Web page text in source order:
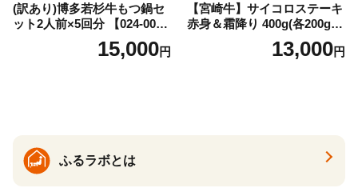
(訳あり)博多若杉牛もつ鍋セ
ット2人前×5回分 【024-002
15,000円
【宮崎牛】サイコロステーキ
赤身＆霜降り 400g(各200g×
１P 計2P) 真空パック 冷凍
13,000円
ふるラボとは